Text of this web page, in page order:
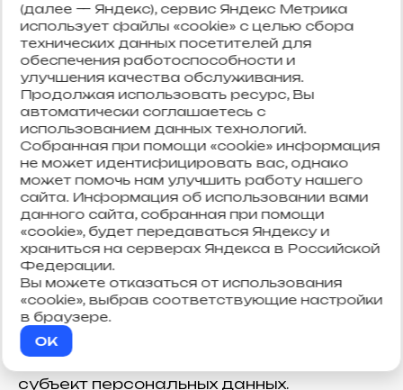
(далее — Яндекс), сервис Яндекс Метрика
использует файлы «cookie» с целью сбора
технических данных посетителей для
обеспечения работоспособности и
улучшения качества обслуживания.
Продолжая использовать ресурс, Вы
автоматически соглашаетесь с
использованием данных технологий.
Собранная при помощи «cookie» информация
не может идентифицировать вас, однако
может помочь нам улучшить работу нашего
сайта. Информация об использовании вами
данного сайта, собранная при помощи
«cookie», будет передаваться Яндексу и
храниться на серверах Яндекса в Российской
Федерации.
Вы можете отказаться от использования
«cookie», выбрав соответствующие настройки
в браузере.
OK
общественных и иных публичных
интересах, определенных
законодательством РФ.
8.7. Оператор при обработке
персональных данных обеспечивает
конфиденциальность персональных
данных.
8.8. Оператор осуществляет хранение
персональных данных в форме,
позволяющей определить субъекта
персональных данных, не дольше, чем
этого требуют цели обработки
персональных данных, если срок
хранения персональных данных не
установлен федеральным законом,
договором, стороной которого,
выгодоприобретателем или
субъект персональных данных.